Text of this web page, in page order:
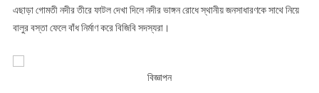
এছাড়া গোমতী নদীর তীরে ফাটল দেখা দিলে নদীর ভাঙ্গন রোধে স্থানীয় জনসাধারণকে সাথে নিয়ে
বালুর বস্তা ফেলে বাঁধ নির্মাণ করে বিজিবি সদস্যরা।
বিজ্ঞাপন